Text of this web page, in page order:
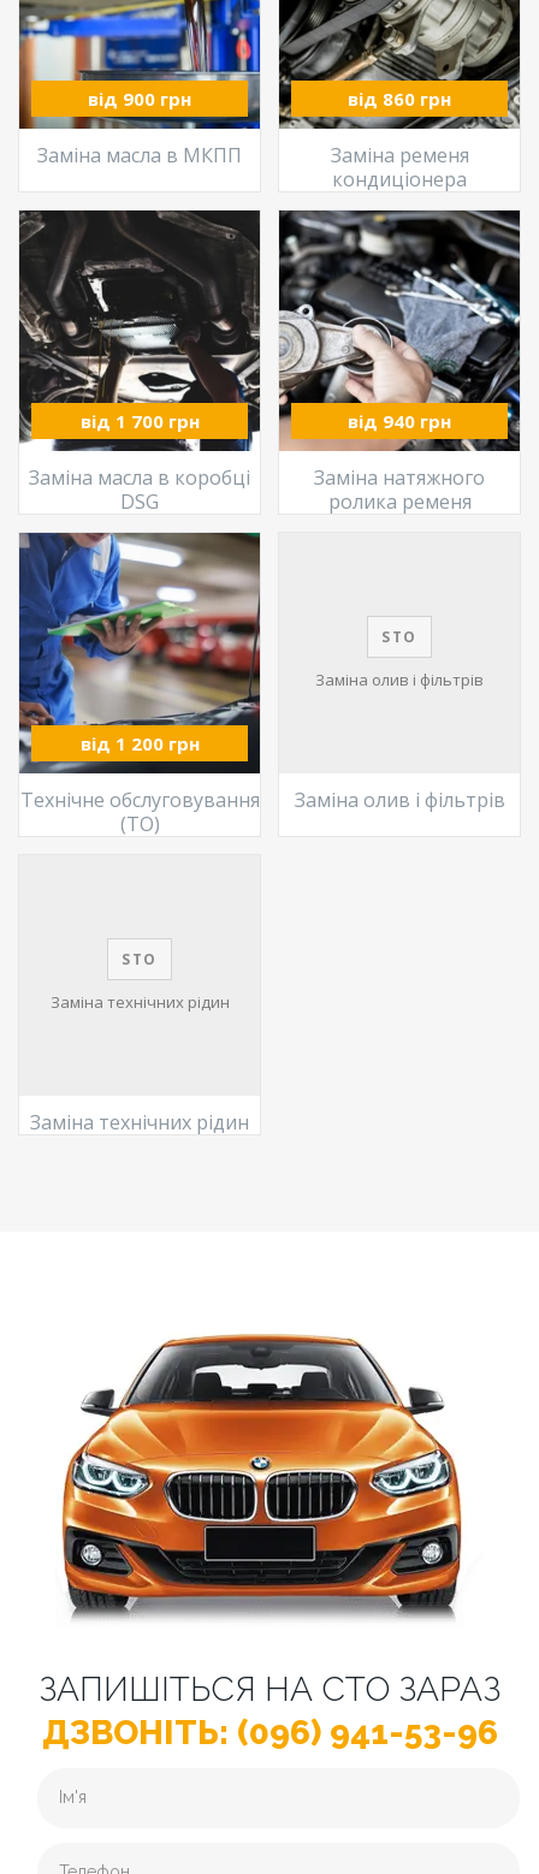
від 900 грн
Заміна масла в МКПП
від 860 грн
Заміна ременя
кондиціонера
від 1 700 грн
Заміна масла в коробці
DSG
від 940 грн
Заміна натяжного
ролика ременя
від 1 200 грн
Технічне обслуговування
(ТО)
STO
Заміна олив і фільтрів
Заміна олив і фільтрів
STO
Заміна технічних рідин
Заміна технічних рідин
ЗАПИШІТЬСЯ НА СТО ЗАРАЗ
ДЗВОНІТЬ: (096) 941-53-96